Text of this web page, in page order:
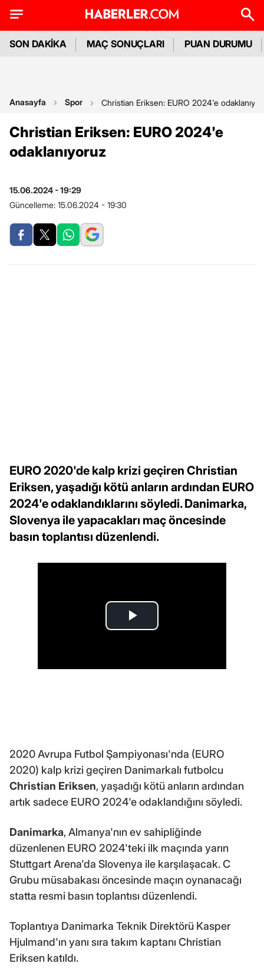
SON DAKİKA MAÇ SONUÇLARI PUAN DURUMU
Anasayfa Spor Christian Eriksen: EURO 2024'e
Christian Eriksen: EURO 2024'e
odaklanıyoruz
15.06.2024 - 19:29
Güncelleme: 15.06.2024 - 19:30
EURO 2020'de kalp krizi geçiren Christian
Eriksen, yaşadığı kötü anların ardından EURO
2024'e odaklandıklarını söyledi. Danimarka,
Slovenya ile yapacakları maç öncesinde
basın toplantısı düzenlendi.
2020 Avrupa Futbol Şampiyonası'nda (EURO
2020) kalp krizi geçiren Danimarkalı futbolcu
Christian Eriksen, yaşadığı kötü anların ardından
artık sadece EURO 2024'e odaklandığını söyledi.
Danimarka, Almanya'nın ev sahipliğinde
düzenlenen EURO 2024'teki ilk maçında yarın
Stuttgart Arena'da Slovenya ile karşılaşacak. C
Grubu müsabakası öncesinde maçın oynanacağı
statta resmi basın toplantısı düzenlendi.
Toplantıya Danimarka Teknik Direktörü Kasper
Hjulmand'ın yanı sıra takım kaptanı Christian
Eriksen katıldı.